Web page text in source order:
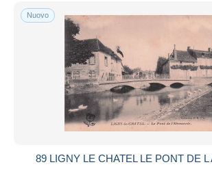
Spedizione gratuita
Metodi di pagamento
PayPal
Bonifico bancario
Visa
Mastercard
Bancontact
Nuovo
89 LIGNY LE CHATEL LE PONT DE